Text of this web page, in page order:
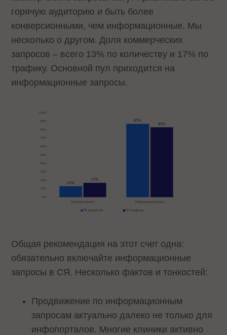
горячую аудиторию и быть более
конверсионными, чем информационные. Мы
несколько о другом. Доля коммерческих
запросов – всего 13% по количеству и 17% по
трафику. Основной пул приходится на
информационные запросы.
Общая рекомендация на этот счет одна:
обязательно включайте информационные
запросы в СЯ. Несколько фактов и тонкостей:
Продвижение по информационным
запросам актуально далеко не только для
инфопорталов. Многие клиники активно